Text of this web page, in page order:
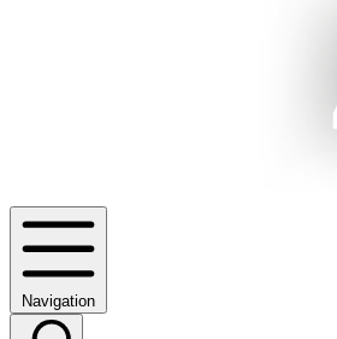
Navigation